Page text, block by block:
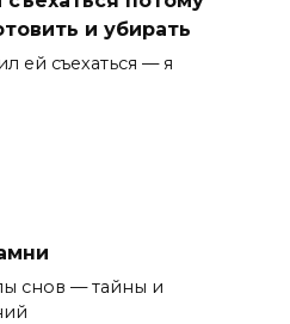
и убирать
ей съехаться — я
снов — тайны и